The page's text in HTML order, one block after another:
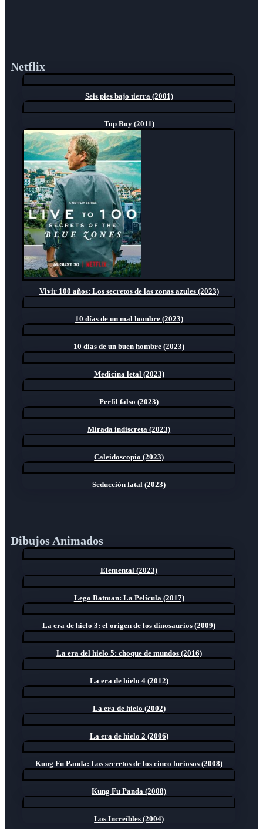
Netflix
Seis pies bajo tierra (2001)
Top Boy (2011)
Vivir 100 años: Los secretos de las zonas azules (2023)
10 días de un mal hombre (2023)
10 días de un buen hombre (2023)
Medicina letal (2023)
Perfil falso (2023)
Mirada indiscreta (2023)
Caleidoscopio (2023)
Seducción fatal (2023)
Dibujos Animados
Elemental (2023)
Lego Batman: La Película (2017)
La era de hielo 3: el origen de los dinosaurios (2009)
La era del hielo 5: choque de mundos (2016)
La era de hielo 4 (2012)
La era de hielo (2002)
La era de hielo 2 (2006)
Kung Fu Panda: Los secretos de los cinco furiosos (2008)
Kung Fu Panda (2008)
Los Increíbles (2004)